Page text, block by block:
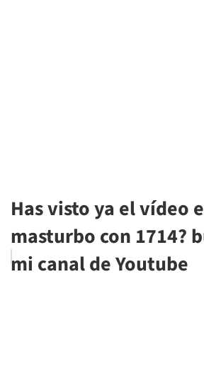
Has visto ya el vídeo
masturbo con 1714?
mi canal de Youtube